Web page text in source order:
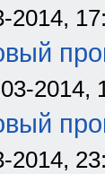
2014,
2014,
2014,